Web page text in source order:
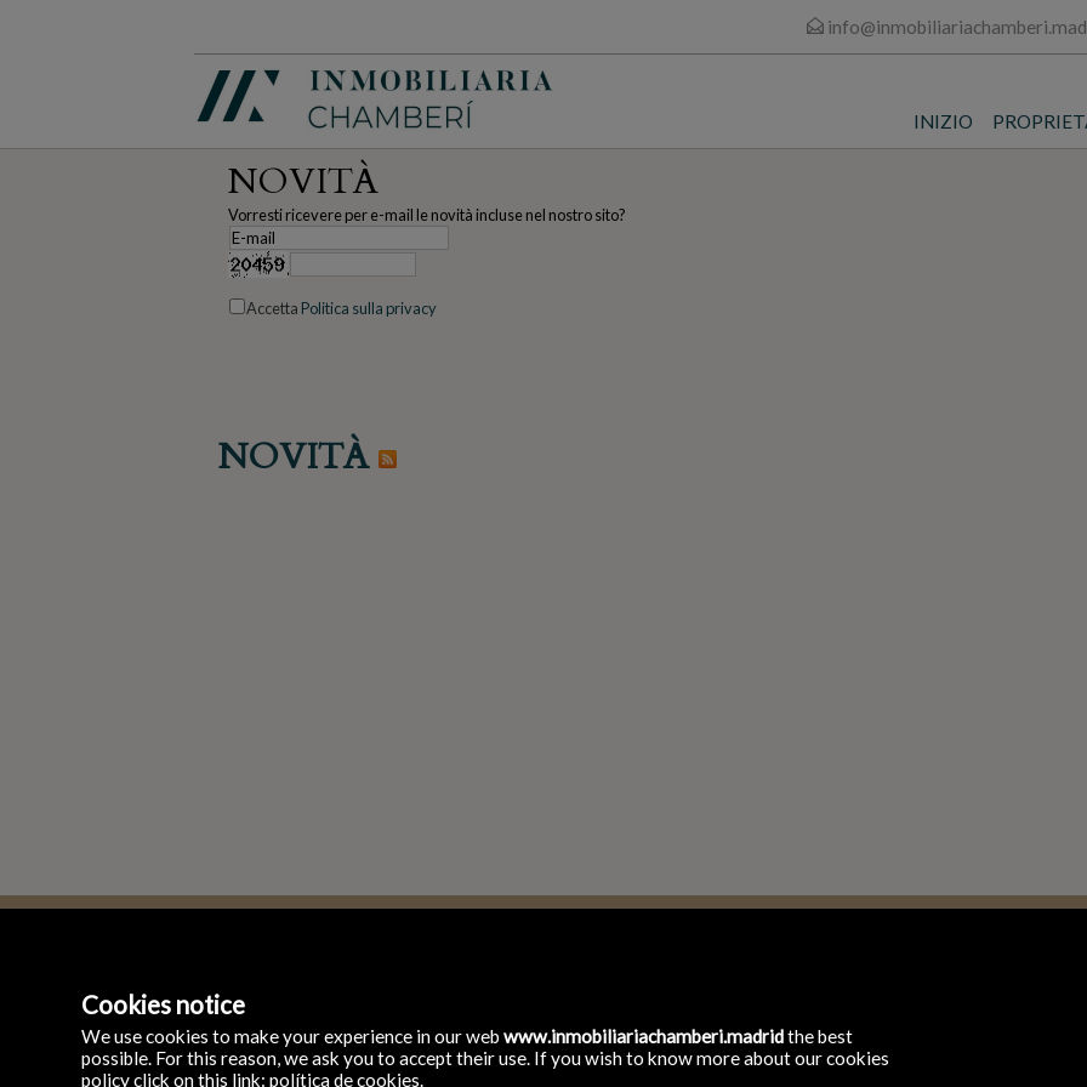
INIZIO
NOVITÀ
Vorresti ricevere per e-mail le novità incluse nel nostro sito?
Accetta Politica sulla privacy
NOVITÀ
Glorieta de Quevedo, 9 28015 Chamberi Madrid España
28015 Madrid
Spagna
Cookies notice
We use cookies to make your experience in our webwww.inmobiliariachamberi.madridthe best
possible. For this reason, we ask you to accept their use. If you wish to know more about our cookies
policy click on this link:política de cookies.